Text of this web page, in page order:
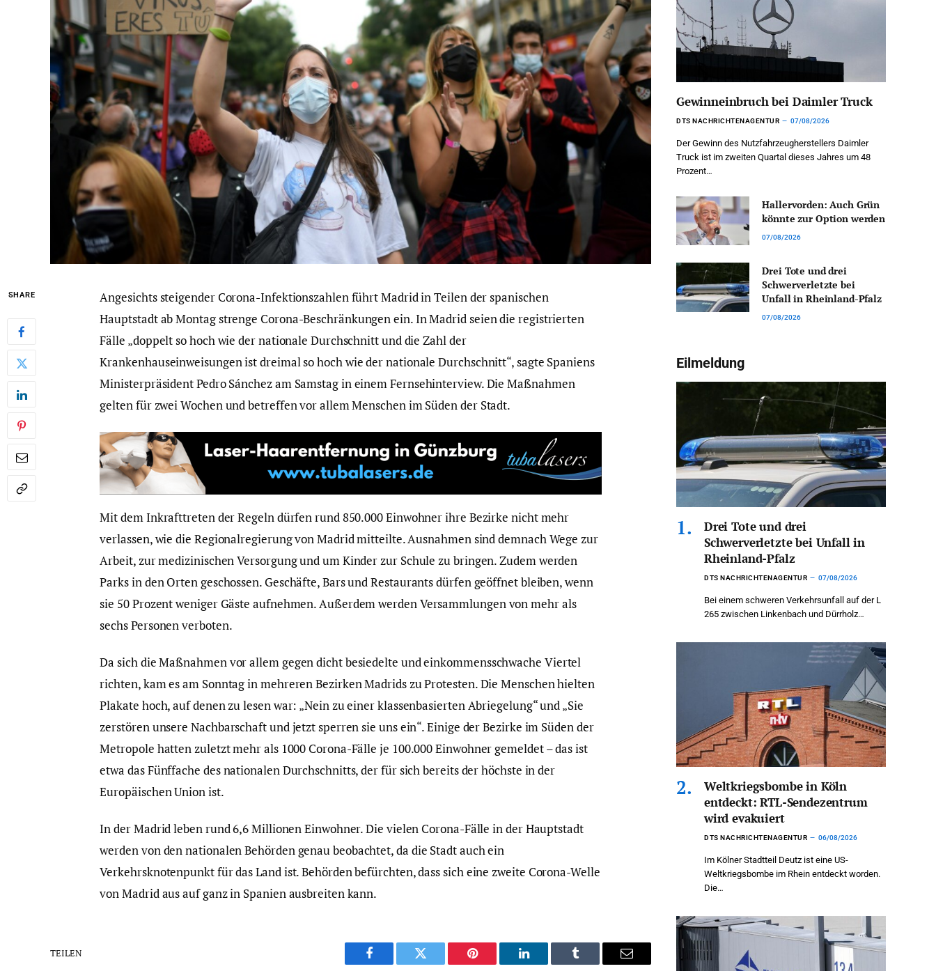
SHARE
Angesichts steigender Corona-Infektionszahlen führt Madrid in Teilen der spanischen
Hauptstadt ab Montag strenge Corona-Beschränkungen ein. In Madrid seien die registrierten
Fälle „doppelt so hoch wie der nationale Durchschnitt und die Zahl der
Krankenhauseinweisungen ist dreimal so hoch wie der nationale Durchschnitt“, sagte Spaniens
Ministerpräsident Pedro Sánchez am Samstag in einem Fernsehinterview. Die Maßnahmen
gelten für zwei Wochen und betreffen vor allem Menschen im Süden der Stadt.
Mit dem Inkrafttreten der Regeln dürfen rund 850.000 Einwohner ihre Bezirke nicht mehr
verlassen, wie die Regionalregierung von Madrid mitteilte. Ausnahmen sind demnach Wege zur
Arbeit, zur medizinischen Versorgung und um Kinder zur Schule zu bringen. Zudem werden
Parks in den Orten geschossen. Geschäfte, Bars und Restaurants dürfen geöffnet bleiben, wenn
sie 50 Prozent weniger Gäste aufnehmen. Außerdem werden Versammlungen von mehr als
sechs Personen verboten.
Da sich die Maßnahmen vor allem gegen dicht besiedelte und einkommensschwache Viertel
richten, kam es am Sonntag in mehreren Bezirken Madrids zu Protesten. Die Menschen hielten
Plakate hoch, auf denen zu lesen war: „Nein zu einer klassenbasierten Abriegelung“ und „Sie
zerstören unsere Nachbarschaft und jetzt sperren sie uns ein“. Einige der Bezirke im Süden der
Metropole hatten zuletzt mehr als 1000 Corona-Fälle je 100.000 Einwohner gemeldet – das ist
etwa das Fünffache des nationalen Durchschnitts, der für sich bereits der höchste in der
Europäischen Union ist.
In der Madrid leben rund 6,6 Millionen Einwohner. Die vielen Corona-Fälle in der Hauptstadt
werden von den nationalen Behörden genau beobachtet, da die Stadt auch ein
Verkehrsknotenpunkt für das Land ist. Behörden befürchten, dass sich eine zweite Corona-Welle
von Madrid aus auf ganz in Spanien ausbreiten kann.
TEILEN
Facebook Twitter Pinterest LinkedIn Tumblr Email
Gewinneinbruch bei Daimler Truck
DTS NACHRICHTENAGENTUR 07/08/2026
Der Gewinn des Nutzfahrzeugherstellers Daimler
Truck ist im zweiten Quartal dieses Jahres um 48
Prozent…
Hallervorden: Auch Grün
könnte zur Option werden
07/08/2026
Drei Tote und drei
Schwerverletzte bei
Unfall in Rheinland-Pfalz
07/08/2026
Eilmeldung
Drei Tote und drei
Schwerverletzte bei Unfall in
Rheinland-Pfalz
DTS NACHRICHTENAGENTUR 07/08/2026
Bei einem schweren Verkehrsunfall auf der L
265 zwischen Linkenbach und Dürrholz…
Weltkriegsbombe in Köln
entdeckt: RTL-Sendezentrum
wird evakuiert
DTS NACHRICHTENAGENTUR 06/08/2026
Im Kölner Stadtteil Deutz ist eine US-
Weltkriegsbombe im Rhein entdeckt worden.
Die…